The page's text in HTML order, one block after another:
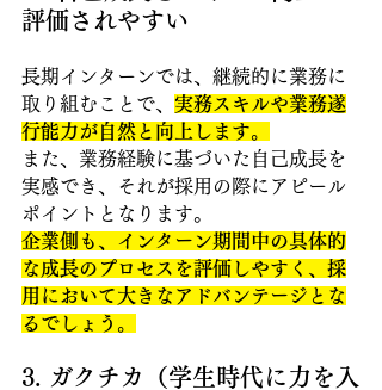
評価されやすい
長期インターンでは、継続的に業務に
取り組むことで、 実務スキルや業務遂
行能力が自然と向上します。
また、業務経験に基づいた自己成長を
実感でき、それが採用の際にアピール
ポイントとなります。
企業側も、インターン期間中の具体的
な成長のプロセスを評価しやすく、採
用において大きなアドバンテージとな
るでしょう。
3. ガクチカ（学生時代に力を入